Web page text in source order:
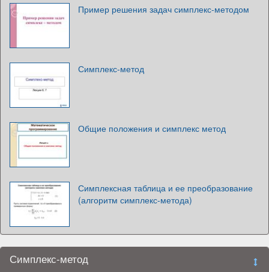
Пример решения задач симплекс-методом
Симплекс-метод
Общие положения и симплекс метод
Симплексная таблица и ее преобразование
(алгоритм симплекс-метода)
Симплекс-метод